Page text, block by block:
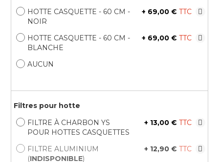
HOTTE CASQUETTE - 60 CM -
NOIR
+ 69,00 €
HOTTE CASQUETTE - 60 CM -
BLANCHE
+ 69,00 €
AUCUN
Filtres pour hotte
FILTRE À CHARBON YS
POUR HOTTES CASQUETTES
+ 13,00 €
FILTRE ALUMINIUM
(INDISPONIBLE)
+ 12,90 €